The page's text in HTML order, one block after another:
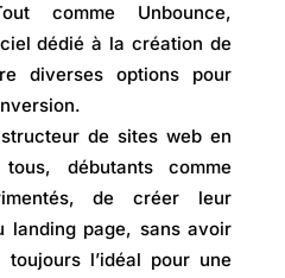
comme Unbounce,
dédié à la création de
diverses options pour
de sites web en
débutants comme
de créer leur
landing page, sans avoir
l’idéal pour une